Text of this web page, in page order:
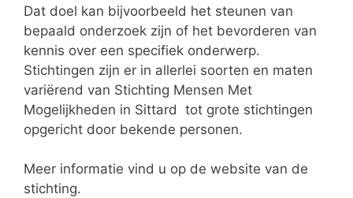
Dat doel kan bijvoorbeeld het steunen van
bepaald onderzoek zijn of het bevorderen van
kennis over een specifiek onderwerp.
Stichtingen zijn er in allerlei soorten en maten
variërend van Stichting Mensen Met
Mogelijkheden in Sittard tot grote stichtingen
opgericht door bekende personen.
Meer informatie vind u op de website van de
stichting.